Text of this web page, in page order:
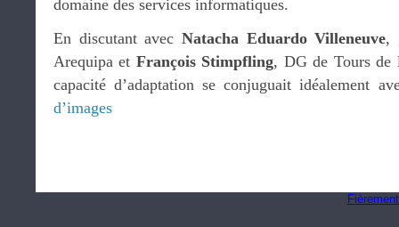
domaine des services informatiques.
En discutant avec Natacha Eduardo Villeneuve,
Arequipa et François Stimpfling, DG de Tours de
capacité d’adaptation se conjuguait idéalement
d’images